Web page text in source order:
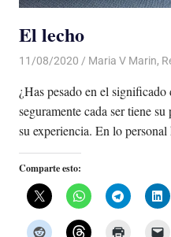
El lecho
11/08/2020 De todo un Poco
Maria V Marin,
¿Has pesado en el
seguramente cada ser tiene
su experiencia. En lo
Comparte esto: